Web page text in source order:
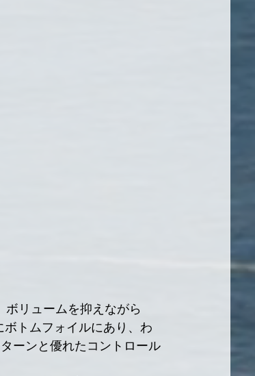
ボリュームを抑えながら
トムフォイルにあり、わ
ーンと優れたコントロール